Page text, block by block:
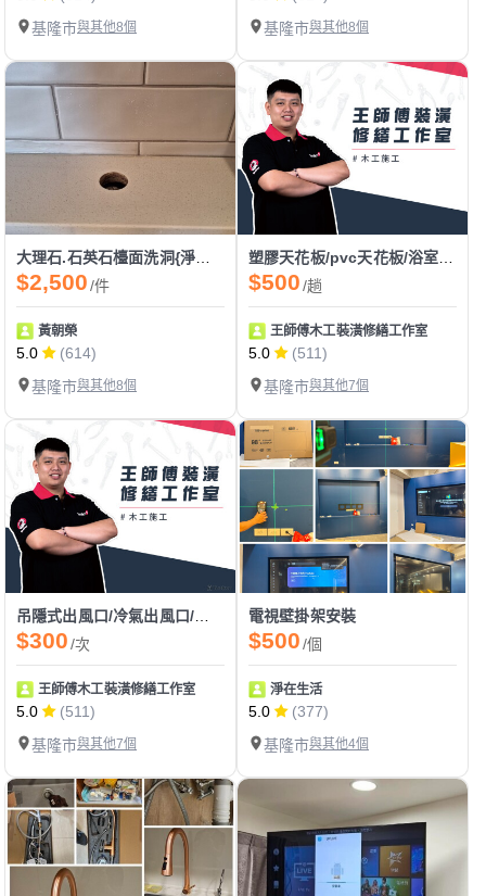
基隆市與其他8個
基隆市與其他8個
大理石.石英石檯面洗洞{淨水器龍頭}
$2,500/件
黃朝榮
5.0
(614)
基隆市與其他8個
$500/趟
王師傅木工裝潢修繕工作室
5.0
(511)
基隆市與其他7個
吊隱式出風口/冷氣出風口/投影機布幕口
$300/次
王師傅木工裝潢修繕工作室
5.0
(511)
基隆市與其他7個
電視壁掛架安裝
$500/個
淨在生活
5.0
(377)
基隆市與其他4個